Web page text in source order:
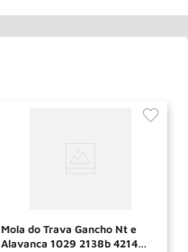
Mola do Trava Gancho Nt e
Alavanca 1029 2138b 4214